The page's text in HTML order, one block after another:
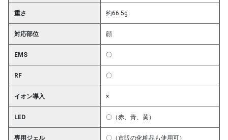
重さ 約66.5g
対応部位 顔
EMS 〇
RF 〇
イオン導入 ×
LED 〇（赤、青、黄）
専用ジェル 〇（市販の化粧品も使用可）